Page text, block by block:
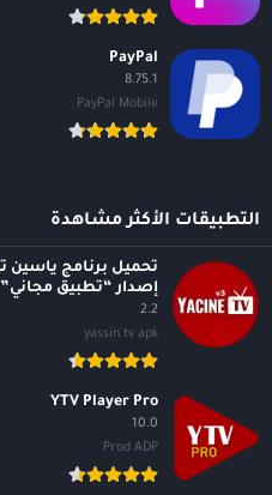
PayPal
8.75.1
PayPal Mobile
التطبيقات الأكثر مشاهدة
إصدار “تطبيق مجاني”
2.2
yassin tv apk
YTV Player Pro
10.0
Prod ADP